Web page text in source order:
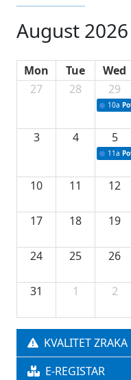
August 2026
Mon Tue Wed
27
28 29
10a
3 4 5
11a
10 11 12
17 18 19
24 25 26
31 1 2
KVALITET ZRAKA
E-REGISTAR